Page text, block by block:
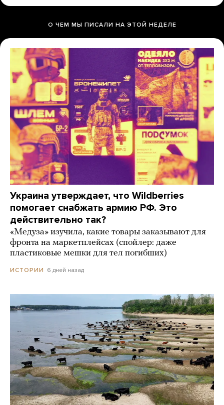
О ЧЕМ МЫ ПИСАЛИ НА ЭТОЙ НЕДЕЛЕ
Украина утверждает, что Wildberries
помогает снабжать армию РФ. Это
действительно так?
«Медуза» изучила, какие товары заказывают для
фронта на маркетплейсах (спойлер: даже
пластиковые мешки для тел погибших)
ИСТОРИИ 6 дней назад